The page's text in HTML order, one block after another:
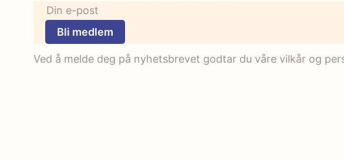
Bli medlem
Ved å melde deg på nyhetsbrevet godtar du våre vilkår og